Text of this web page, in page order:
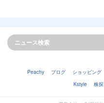
Peachy ブログ ショッピング
Kstyle
株探